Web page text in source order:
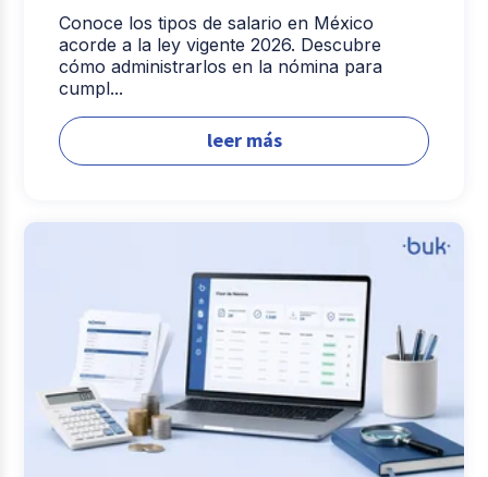
Conoce los tipos de salario en México
acorde a la ley vigente 2026. Descubre
cómo administrarlos en la nómina para
cumpl...
leer más